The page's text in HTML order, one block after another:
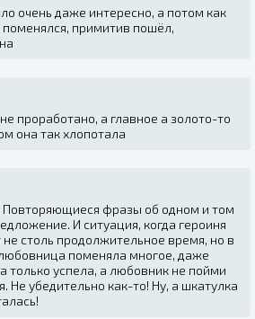
очень даже интересно, а потом как
поменялся, примитив пошёл,
проработано, а главное а золото-то
она так хлопотала
Повторяющиеся фразы об одном и том
И ситуация, когда героиня
не столь продолжительное время, но в
поменяла многое, даже
только успела, а любовник не пойми
Не убедительно как-то! Ну, а шкатулка